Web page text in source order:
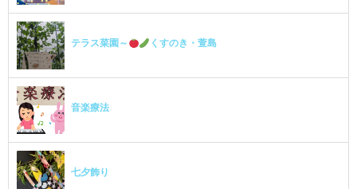
テラス菜園～ くすのき・萱島
音楽療法
七夕飾り